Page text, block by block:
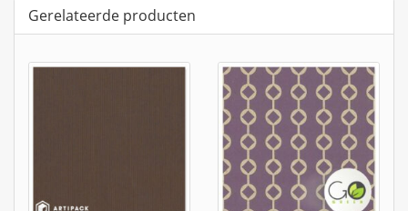
Gerelateerde producten